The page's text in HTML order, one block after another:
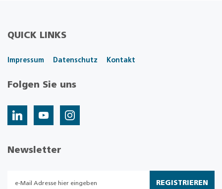
QUICK LINKS
Impressum Datenschutz Kontakt
Folgen Sie uns
Newsletter
REGISTRIEREN